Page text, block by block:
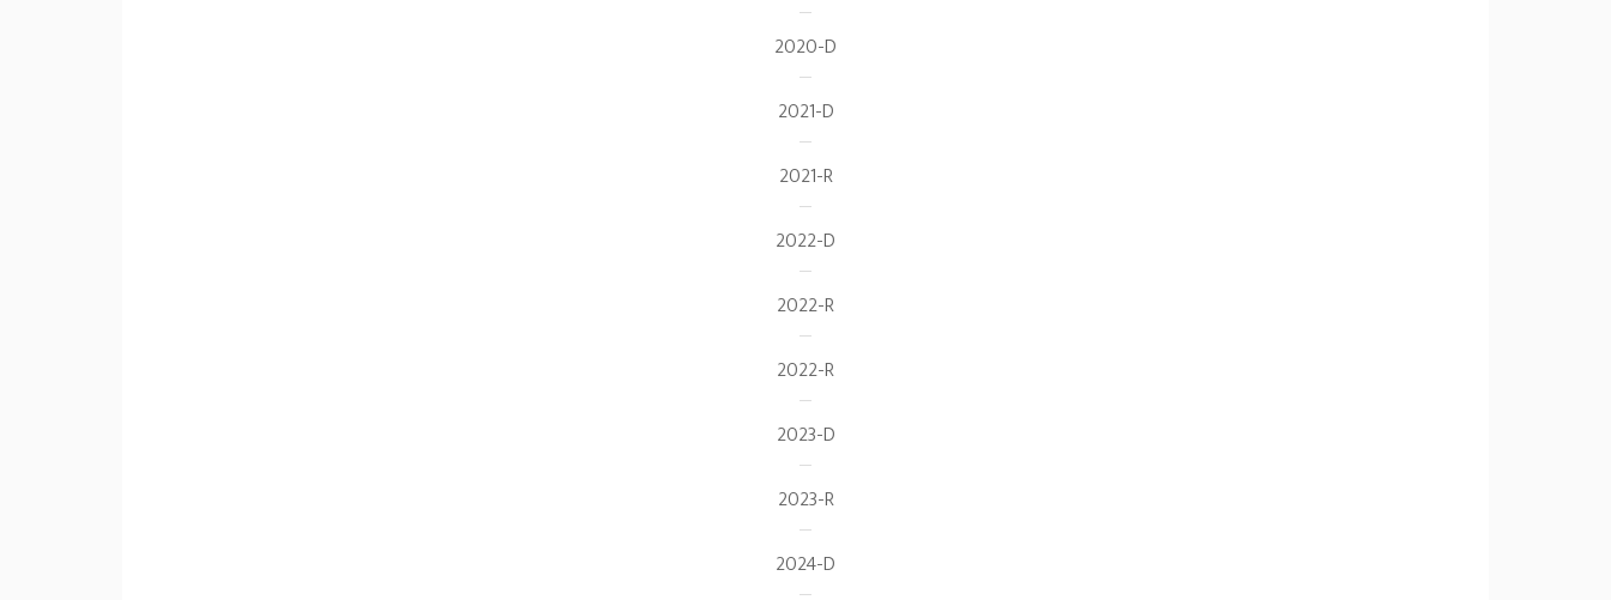
2020-D
2021-D
2021-R
2022-D
2022-R
2022-R
2023-D
2023-R
2024-D